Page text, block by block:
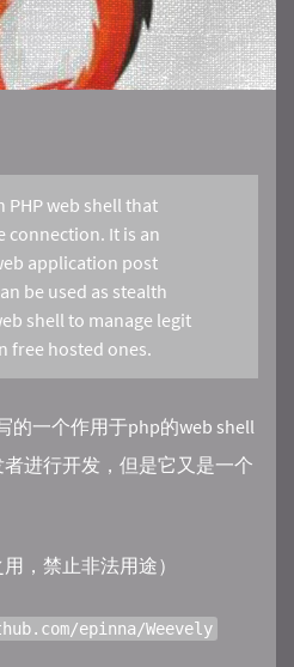
PHP web shell that
connection. It is an
application post
be used as stealth
shell to manage legit
free hosted ones.
的一个作用于php的web shell
进行开发，但是它又是一个
，禁止非法用途）
epinna/Weevely